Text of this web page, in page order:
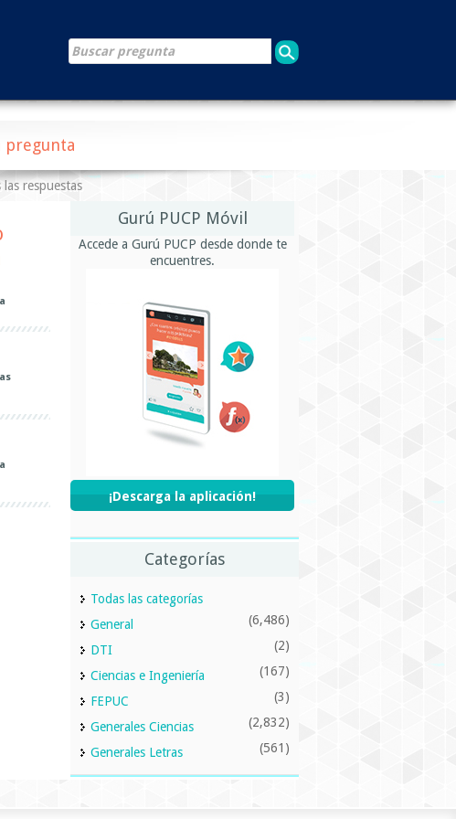
pregunta
las respuestas
Gurú PUCP Móvil
Accede a Gurú PUCP desde donde te
encuentres.
¡Descarga la aplicación!
Categorías
Todas las categorías
General
(6,486)
DTI (2)
Ciencias e Ingeniería (167)
FEPUC (3)
Generales Ciencias (2,832)
Generales Letras (561)